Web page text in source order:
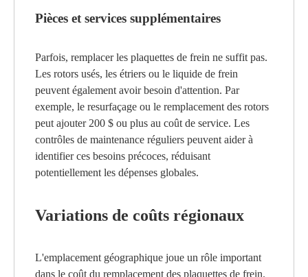
Pièces et services supplémentaires
Parfois, remplacer les plaquettes de frein ne suffit pas.
Les rotors usés, les étriers ou le liquide de frein
peuvent également avoir besoin d'attention. Par
exemple, le resurfaçage ou le remplacement des rotors
peut ajouter 200 $ ou plus au coût de service. Les
contrôles de maintenance réguliers peuvent aider à
identifier ces besoins précoces, réduisant
potentiellement les dépenses globales.
Variations de coûts régionaux
L'emplacement géographique joue un rôle important
dans le coût du remplacement des plaquettes de frein.